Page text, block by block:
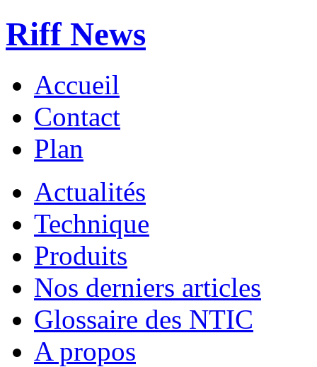
Riff News
Accueil
Contact
Plan
Actualités
Technique
Produits
Nos derniers articles
Glossaire des NTIC
A propos